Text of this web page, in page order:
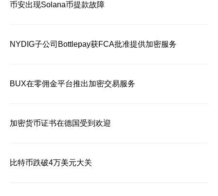
币安出现Solana币提款故障
NYDIG子公司Bottlepay获FCA批准提供加密服务
BUX在零佣金平台推出加密交易服务
加密货币证书在德国受到欢迎
比特币跌破4万美元大关